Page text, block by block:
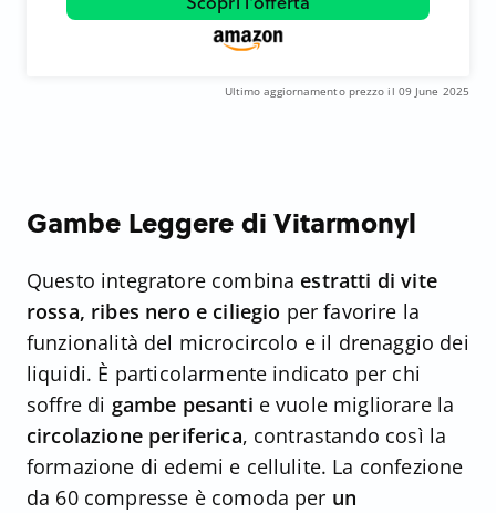
Ultimo aggiornamento prezzo il 09 June 2025
Gambe Leggere di Vitarmonyl
Questo integratore combina estratti di vite
rossa, ribes nero e ciliegio per favorire la
funzionalità del microcircolo e il drenaggio dei
liquidi. È particolarmente indicato per chi
soffre di gambe pesanti e vuole migliorare la
circolazione periferica, contrastando così la
formazione di edemi e cellulite. La confezione
da 60 compresse è comoda per un